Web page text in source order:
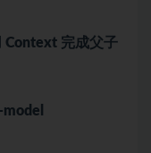
Context 完成父子